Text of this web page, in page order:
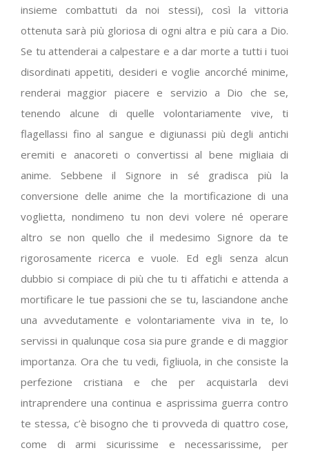
insieme combattuti da noi stessi), così la vittoria
ottenuta sarà più gloriosa di ogni altra e più cara a Dio.
Se tu attenderai a calpestare e a dar morte a tutti i tuoi
disordinati appetiti, desideri e voglie ancorché minime,
renderai maggior piacere e servizio a Dio che se,
tenendo alcune di quelle volontariamente vive, ti
flagellassi fino al sangue e digiunassi più degli antichi
eremiti e anacoreti o convertissi al bene migliaia di
anime. Sebbene il Signore in sé gradisca più la
conversione delle anime che la mortificazione di una
voglietta, nondimeno tu non devi volere né operare
altro se non quello che il medesimo Signore da te
rigorosamente ricerca e vuole. Ed egli senza alcun
dubbio si compiace di più che tu ti affatichi e attenda a
mortificare le tue passioni che se tu, lasciandone anche
una avvedutamente e volontariamente viva in te, lo
servissi in qualunque cosa sia pure grande e di maggior
importanza. Ora che tu vedi, figliuola, in che consiste la
perfezione cristiana e che per acquistarla devi
intraprendere una continua e asprissima guerra contro
te stessa, c’è bisogno che ti provveda di quattro cose,
come di armi sicurissime e necessarissime, per